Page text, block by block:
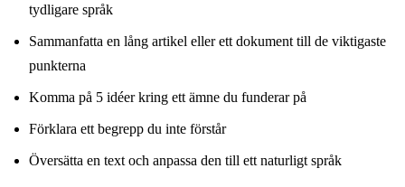
tydligare språk
Sammanfatta en lång artikel eller ett dokument till de viktigaste
punkterna
Komma på 5 idéer kring ett ämne du funderar på
Förklara ett begrepp du inte förstår
Översätta en text och anpassa den till ett naturligt språk